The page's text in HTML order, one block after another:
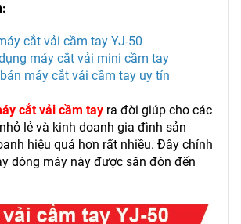
cắt vải cầm tay YJ-50
máy cắt vải mini cầm tay
máy cắt vải cầm tay uy tín
cắt vải cầm tay ra đời giúp cho các
lẻ và kinh doanh gia đình sản
hiệu quả hơn rất nhiều. Đây chính
dòng máy này được săn đón đến